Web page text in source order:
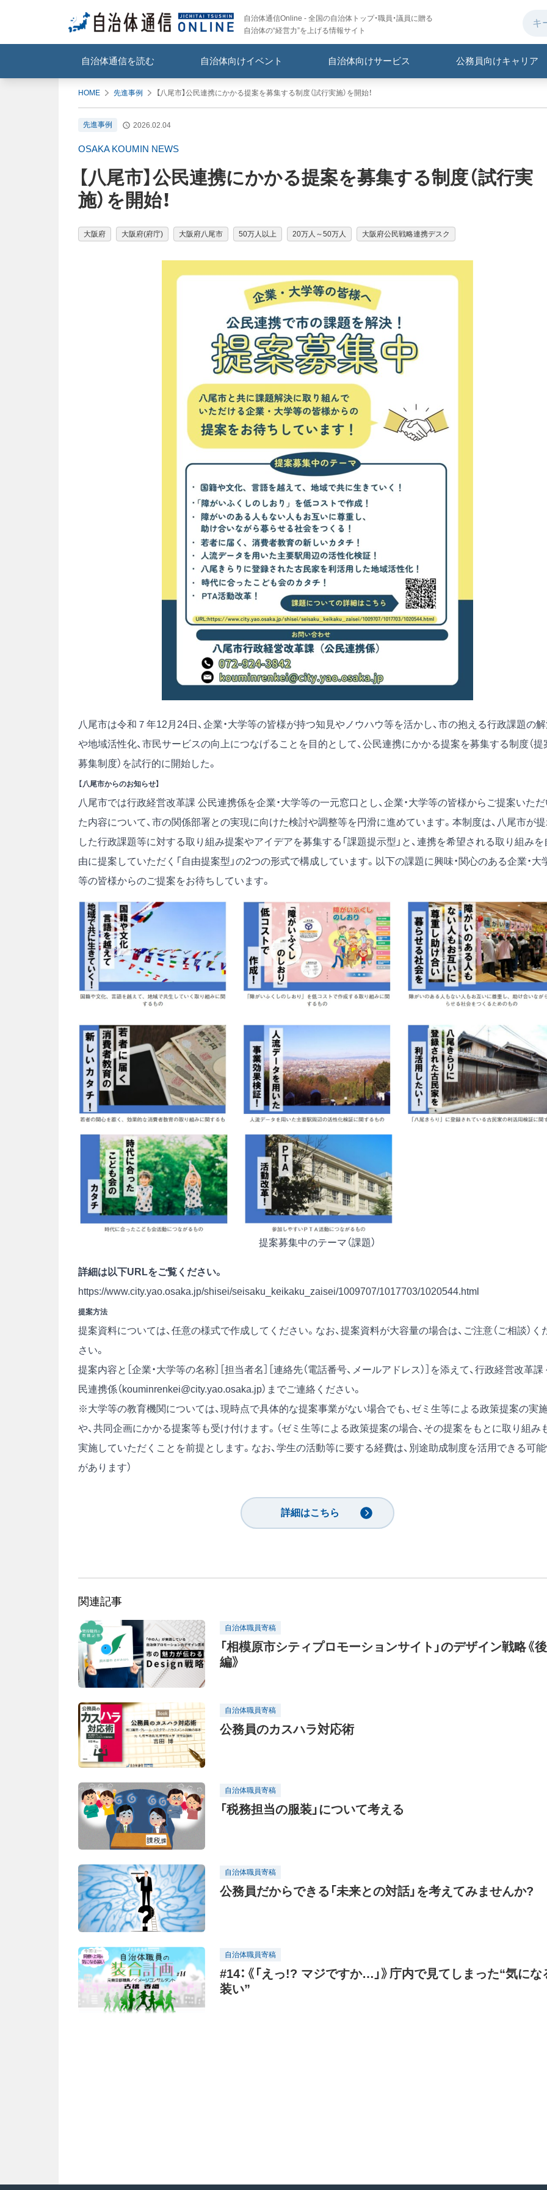
自治体通信Online - 全国の自治体トップ・職員・議員に贈る
自治体の“経営力”を上げる情報サイト
自治体通信を読む 自治体向けイベント 自治体向けサービス 公務員向けキャリア
HOME 先進事例 【八尾市】公民連携にかかる提案を募集する制度（試行実施）を開始！
先進事例 2026.02.04
OSAKA KOUMIN NEWS
【八尾市】公民連携にかかる提案を募集する制度（試行実
施）を開始！
大阪府 大阪府(府庁) 大阪府八尾市 50万人以上 20万人～50万人 大阪府公民戦略連携デスク
八尾市は令和７年12月24日、企業・大学等の皆様が持つ知見やノウハウ等を活かし、市の抱える行政課題の
や地域活性化、市民サービスの向上につなげることを目的として、公民連携にかかる提案を募集する制度（提
募集制度）を試行的に開始した。
【八尾市からのお知らせ】
八尾市では行政経営改革課 公民連携係を企業・大学等の一元窓口とし、企業・大学等の皆様からご提案いた
た内容について、市の関係部署との実現に向けた検討や調整等を円滑に進めています。本制度は、八尾市が
した行政課題等に対する取り組み提案やアイデアを募集する「課題提示型」と、連携を希望される取り組みを
由に提案していただく「自由提案型」の2つの形式で構成しています。以下の課題に興味・関心のある企業・大
等の皆様からのご提案をお待ちしています。
提案募集中のテーマ（課題）
詳細は以下URLをご覧ください。
https://www.city.yao.osaka.jp/shisei/seisaku_keikaku_zaisei/1009707/1017703/1020544.html
提案方法
提案資料については、任意の様式で作成してください。なお、提案資料が大容量の場合は、ご注意（ご相談）く
さい。
提案内容と［企業・大学等の名称］［担当者名］［連絡先（電話番号、メールアドレス）］を添えて、行政経営改革課
民連携係（kouminrenkei@city.yao.osaka.jp）までご連絡ください。
※大学等の教育機関については、現時点で具体的な提案事業がない場合でも、ゼミ生等による政策提案の実
や、共同企画にかかる提案等も受け付けます。（ゼミ生等による政策提案の場合、その提案をもとに取り組み
実施していただくことを前提とします。なお、学生の活動等に要する経費は、別途助成制度を活用できる可
があります）
詳細はこちら
関連記事
自治体職員寄稿
「相模原市シティプロモーションサイト」のデザイン戦略《後
編》
自治体職員寄稿
公務員のカスハラ対応術
自治体職員寄稿
「税務担当の服装」について考える
自治体職員寄稿
公務員だからできる「未来との対話」を考えてみませんか?
自治体職員寄稿
#14：《「えっ!? マジですか…」》庁内で見てしまった“気にな
装い”